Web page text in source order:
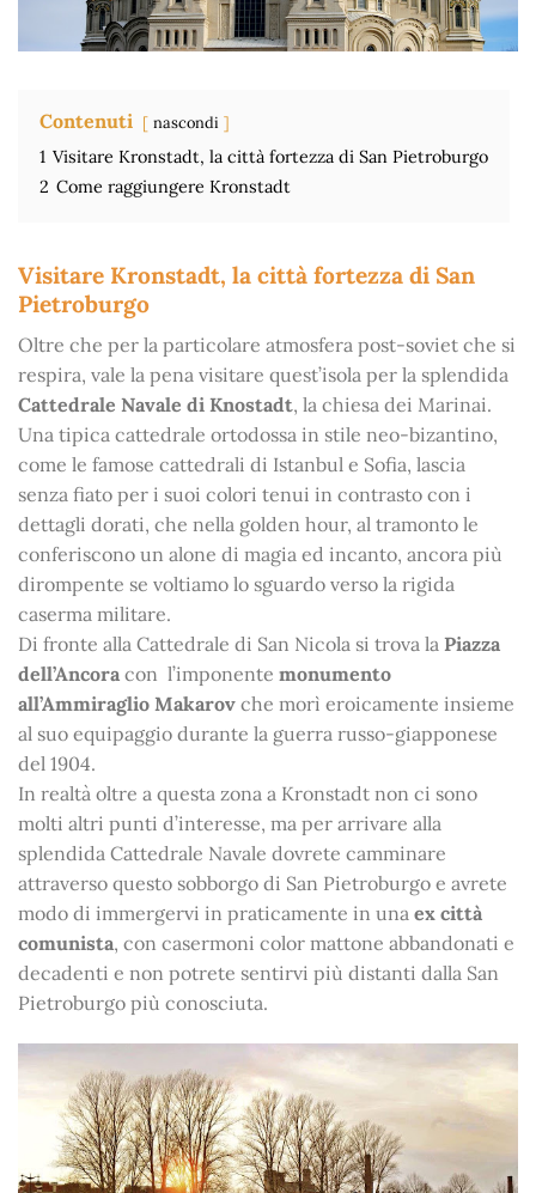
Contenuti nascondi
1 Visitare Kronstadt, la città fortezza di San Pietroburgo
2 Come raggiungere Kronstadt
Visitare Kronstadt, la città fortezza di San
Pietroburgo
Oltre che per la particolare atmosfera post-soviet che si
respira, vale la pena visitare quest’isola per la splendida
Cattedrale Navale di Knostadt, la chiesa dei Marinai.
Una tipica cattedrale ortodossa in stile neo-bizantino,
come le famose cattedrali di Istanbul e Sofia, lascia
senza fiato per i suoi colori tenui in contrasto con i
dettagli dorati, che nella golden hour, al tramonto le
conferiscono un alone di magia ed incanto, ancora più
dirompente se voltiamo lo sguardo verso la rigida
caserma militare.
Di fronte alla Cattedrale di San Nicola si trova la Piazza
dell’Ancora con l’imponente monumento
all’Ammiraglio Makarov che morì eroicamente insieme
al suo equipaggio durante la guerra russo-giapponese
del 1904.
In realtà oltre a questa zona a Kronstadt non ci sono
molti altri punti d’interesse, ma per arrivare alla
splendida Cattedrale Navale dovrete camminare
attraverso questo sobborgo di San Pietroburgo e avrete
modo di immergervi in praticamente in una ex città
comunista, con casermoni color mattone abbandonati e
decadenti e non potrete sentirvi più distanti dalla San
Pietroburgo più conosciuta.